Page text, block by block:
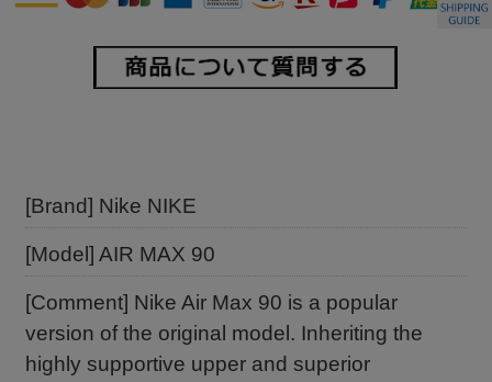
[Brand] Nike NIKE
[Model] AIR MAX 90
[Comment] Nike Air Max 90 is a popular
version of the original model. Inheriting the
highly supportive upper and superior